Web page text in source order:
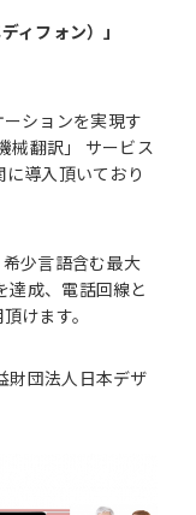
ディフォン）」
ションを実現す
械翻訳」 サービス
導入頂いており
少言語含む最大
達成、電話回線と
けます。
財団法人日本デザ